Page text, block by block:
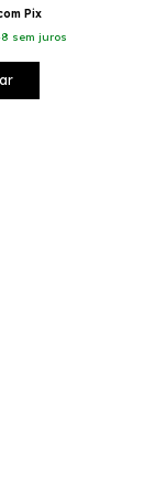
Pix
sem juros